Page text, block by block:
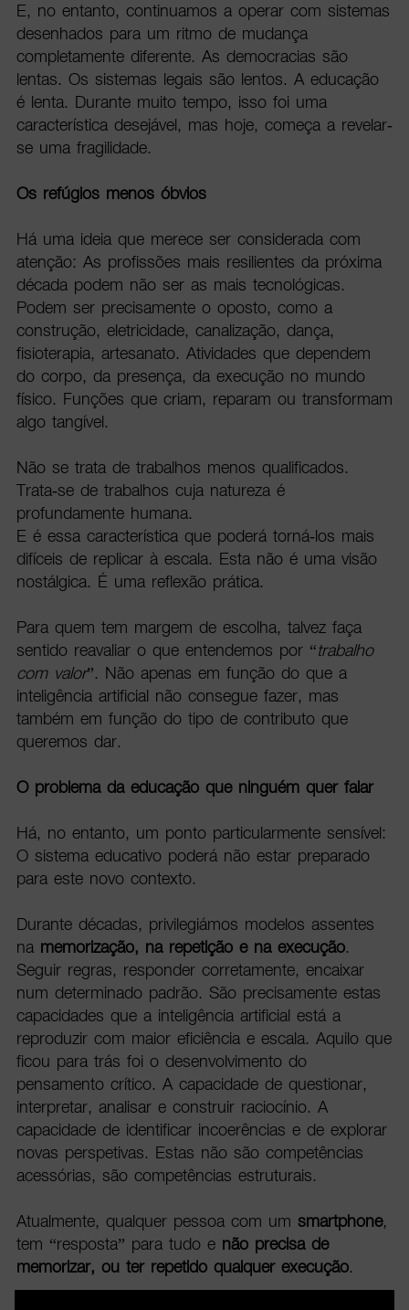
E, no entanto, continuamos a operar com sistemas
desenhados para um ritmo de mudança
completamente diferente. As democracias são
lentas. Os sistemas legais são lentos. A educação
é lenta. Durante muito tempo, isso foi uma
característica desejável, mas hoje, começa a revelar-
se uma fragilidade.
Os refúgios menos óbvios
Há uma ideia que merece ser considerada com
atenção: As profissões mais resilientes da próxima
década podem não ser as mais tecnológicas.
Podem ser precisamente o oposto, como a
construção, eletricidade, canalização, dança,
fisioterapia, artesanato. Atividades que dependem
do corpo, da presença, da execução no mundo
físico. Funções que criam, reparam ou transformam
algo tangível.
Não se trata de trabalhos menos qualificados.
Trata-se de trabalhos cuja natureza é
profundamente humana.
E é essa característica que poderá torná-los mais
difíceis de replicar à escala. Esta não é uma visão
nostálgica. É uma reflexão prática.
Para quem tem margem de escolha, talvez faça
sentido reavaliar o que entendemos por “trabalho
com valor”. Não apenas em função do que a
inteligência artificial não consegue fazer, mas
também em função do tipo de contributo que
queremos dar.
O problema da educação que ninguém quer falar
Há, no entanto, um ponto particularmente sensível:
O sistema educativo poderá não estar preparado
para este novo contexto.
Durante décadas, privilegiámos modelos assentes
na memorização, na repetição e na execução.
Seguir regras, responder corretamente, encaixar
num determinado padrão. São precisamente estas
capacidades que a inteligência artificial está a
reproduzir com maior eficiência e escala. Aquilo que
ficou para trás foi o desenvolvimento do
pensamento crítico. A capacidade de questionar,
interpretar, analisar e construir raciocínio. A
capacidade de identificar incoerências e de explorar
novas perspetivas. Estas não são competências
acessórias, são competências estruturais.
Atualmente, qualquer pessoa com um smartphone,
tem “resposta” para tudo e não precisa de
memorizar, ou ter repetido qualquer execução.